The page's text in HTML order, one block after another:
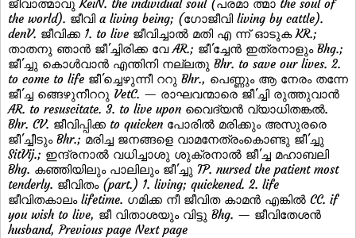
ജീവാത്മാവു KeiN. the individual soul (പരമാ ത്മാ the soul of
the world). ജീവി a living being; (ഗോജീവി living by cattle).
denV. ജീവിക്ക 1. to live ജീവിച്ചാല്‍ മതി എ ന്ന് ഓടുക KR.;
താതനു ഞാന്‍ ജീ'ച്ചിരിക്ക വേ AR.; ജീ'ച്ചേന്‍ ഇത്രനാളും Bhg.;
ജീ'ച്ചു കൊള്‍വാന്‍ എന്തിനി നല്ലതു Bhr. to save our lives. 2.
to come to life ജീ'ച്ചെഴുന്നീ ററു Bhr., പെണ്ണും ആ നേരം തന്നേ
ജീ'ച്ച ങ്ങെഴുനീററു VetC. — രാഘവന്മാരെ ജീ'ച്ചി രുത്തുവാന്‍
AR. to resuscitate. 3. to live upon വൈദ്യന്‍ വ്യാധിതങ്കല്‍.
Bhr. CV. ജീവിപ്പിക്ക to quicken പോരില്‍ മരിക്കും അസുരരെ
ജീ'ച്ചീടും Bhr.; മരിച്ച ജനങ്ങളെ വാമനേത്രംകൊണ്ടു ജീ'ച്ചു
SitVij.; ഇന്ദ്രനാല്‍ വധിച്ചാശു ശുക്രനാല്‍ ജീ'ച്ച മഹാബലി
Bhg. കഞ്ഞിയിലും പാലിലും ജീ'ച്ചു TP. nursed the patient most
tenderly. ജീവിതം (part.) 1. living; quickened. 2. life
ജീവിതകാലം lifetime. ഗമിക്ക നീ ജീവിത കാമന്‍ എങ്കില്‍ CC. if
you wish to live, ജീ വിതാശയും വിട്ടു Bhg. — ജീവിതേശന്‍
husband, Previous page Next page